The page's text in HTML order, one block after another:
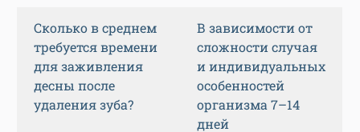
Сколько в среднем
требуется времени
для заживления
десны после
удаления зуба?
В зависимости от
сложности случая
и индивидуальных
особенностей
организма 7–14
дней